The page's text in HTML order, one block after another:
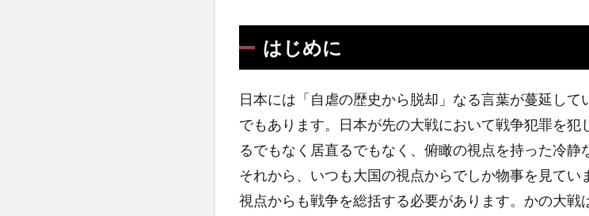
はじめに
日本には「自虐の歴史から脱却」なる言葉が蔓延し
でもあります。日本が先の大戦において戦争犯罪を
るでもなく居直るでもなく、俯瞰の視点を持った冷静
それから、いつも大国の視点からでしか物事を見て
視点からも戦争を総括する必要があります。かの大